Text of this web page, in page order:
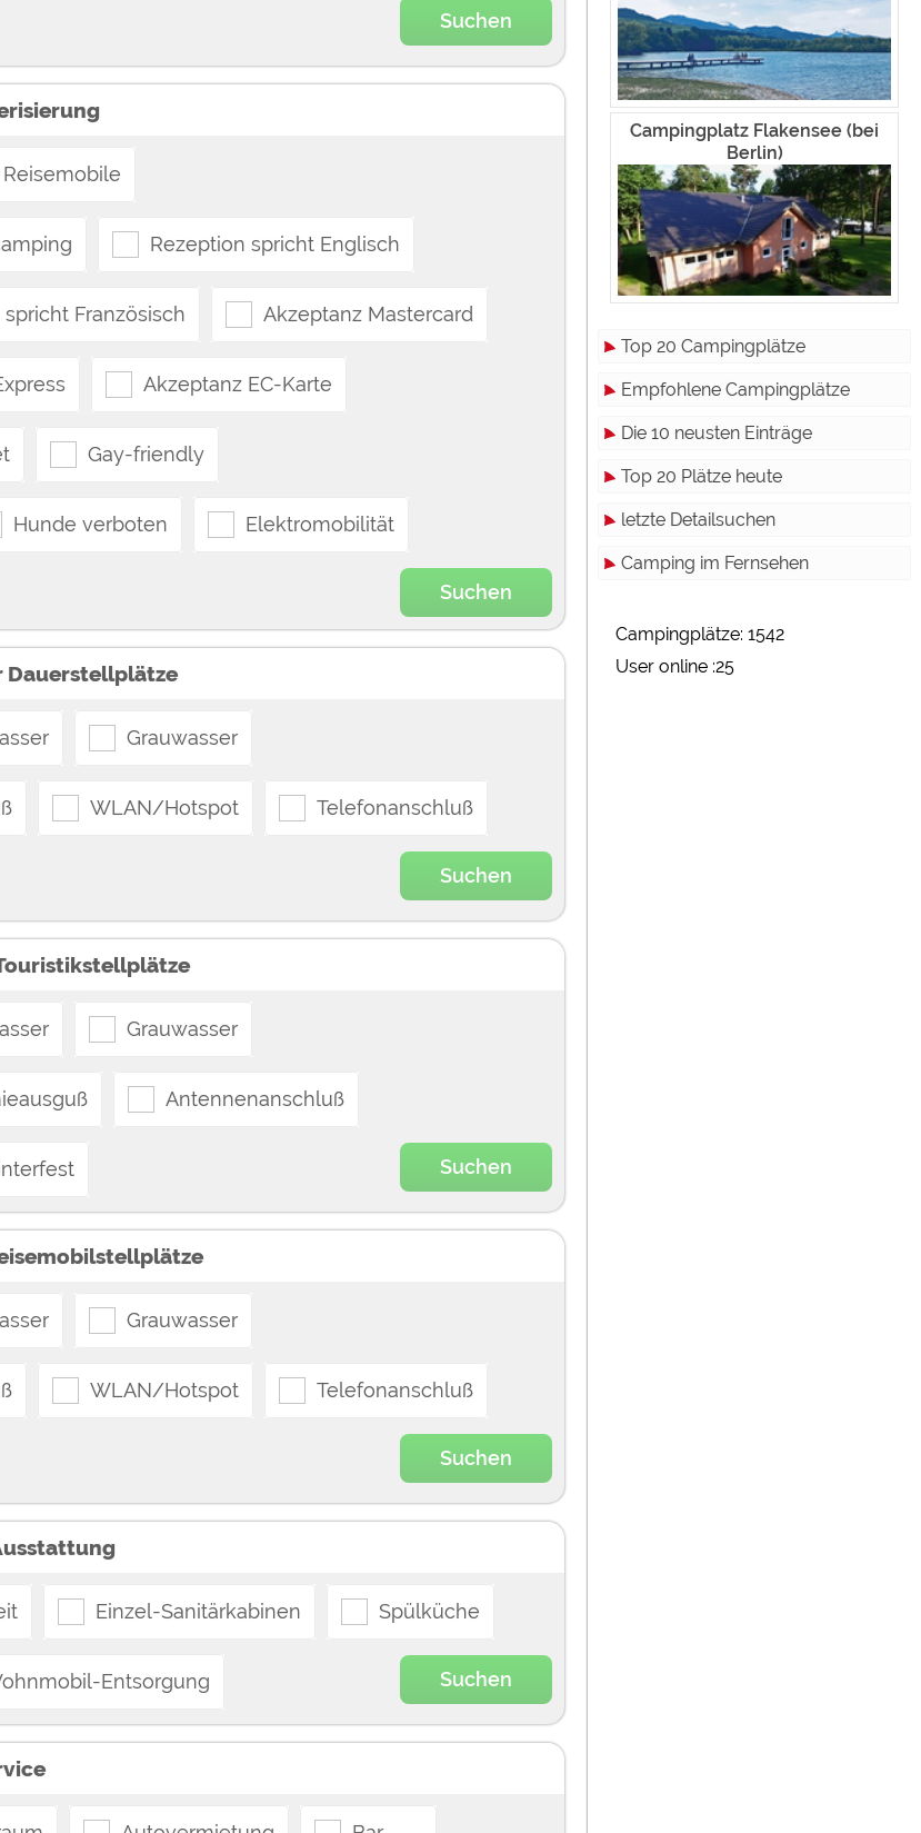
Suchen
Rezeption spricht Englisch
Französisch Akzeptanz Mastercard
Akzeptanz EC-Karte
Gay-friendly
Hunde verboten Elektromobilität
Suchen
Dauerstellplätze
Grauwasser
WLAN/Hotspot Telefonanschluß
Suchen
Grauwasser
Antennenanschluß
Suchen
Grauwasser
WLAN/Hotspot Telefonanschluß
Suchen
Einzel-Sanitärkabinen Spülküche
Entsorgung Suchen
Campingplatz Flakensee (bei
Berlin)
Top 20 Campingplätze
Empfohlene Campingplätze
Die 10 neusten Einträge
Top 20 Plätze heute
letzte Detailsuchen
Camping im Fernsehen
Campingplätze: 1542
User online :25